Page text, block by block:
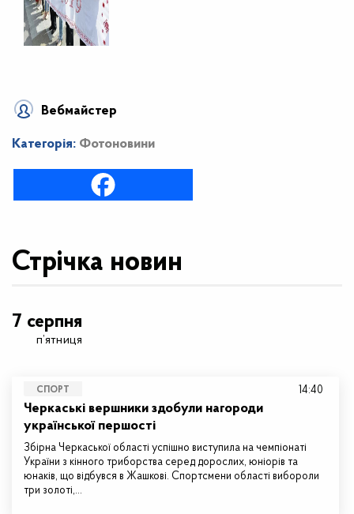
Вебмайстер
Категорія: Фотоновини
Стрічка новин
7 серпня
п’ятниця
СПОРТ
Черкаські вершники здобули нагороди
української першості
Збірна Черкаської області успішно виступила на чемпіонаті
України з кінного триборства серед дорослих, юніорів та
юнаків, що відбувся в Жашкові. Спортсмени області вибороли
три золоті,…
14:40